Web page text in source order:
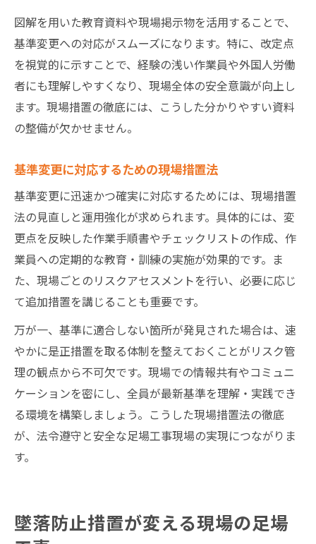
図解を用いた教育資料や現場掲示物を活用することで、
基準変更への対応がスムーズになります。特に、改定点
を視覚的に示すことで、経験の浅い作業員や外国人労働
者にも理解しやすくなり、現場全体の安全意識が向上し
ます。現場措置の徹底には、こうした分かりやすい資料
の整備が欠かせません。
基準変更に対応するための現場措置法
基準変更に迅速かつ確実に対応するためには、現場措置
法の見直しと運用強化が求められます。具体的には、変
更点を反映した作業手順書やチェックリストの作成、作
業員への定期的な教育・訓練の実施が効果的です。ま
た、現場ごとのリスクアセスメントを行い、必要に応じ
て追加措置を講じることも重要です。
万が一、基準に適合しない箇所が発見された場合は、速
やかに是正措置を取る体制を整えておくことがリスク管
理の観点から不可欠です。現場での情報共有やコミュニ
ケーションを密にし、全員が最新基準を理解・実践でき
る環境を構築しましょう。こうした現場措置法の徹底
が、法令遵守と安全な足場工事現場の実現につながりま
す。
墜落防止措置が変える現場の足場